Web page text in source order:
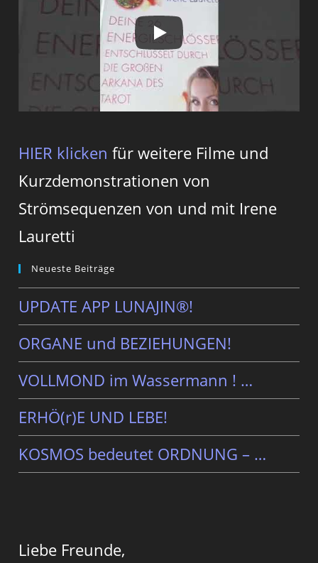
HIER klicken für weitere Filme und
Kurzdemonstrationen von
Strömsequenzen von und mit Irene
Lauretti
Neueste Beiträge
UPDATE APP LUNAJIN®!
ORGANE und BEZIEHUNGEN!
VOLLMOND im Wassermann ! …
ERHÖ(r)E UND LEBE!
KOSMOS bedeutet ORDNUNG – …
Liebe Freunde,